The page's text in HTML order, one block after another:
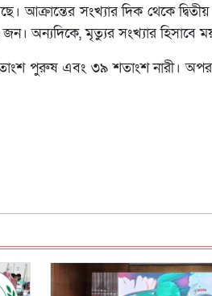
আক্রান্তের সংখ্যার দিক থেকে
অন্যদিকে, মৃত্যুর সংখ্যার হিসাবে
পুরুষ এবং ৩৯ শতাংশ নারী।